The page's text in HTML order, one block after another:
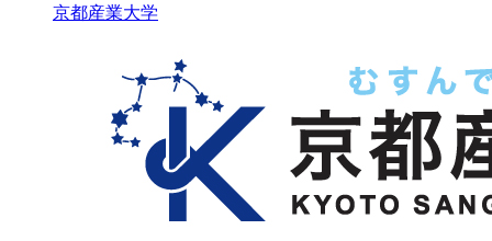
京都産業大学